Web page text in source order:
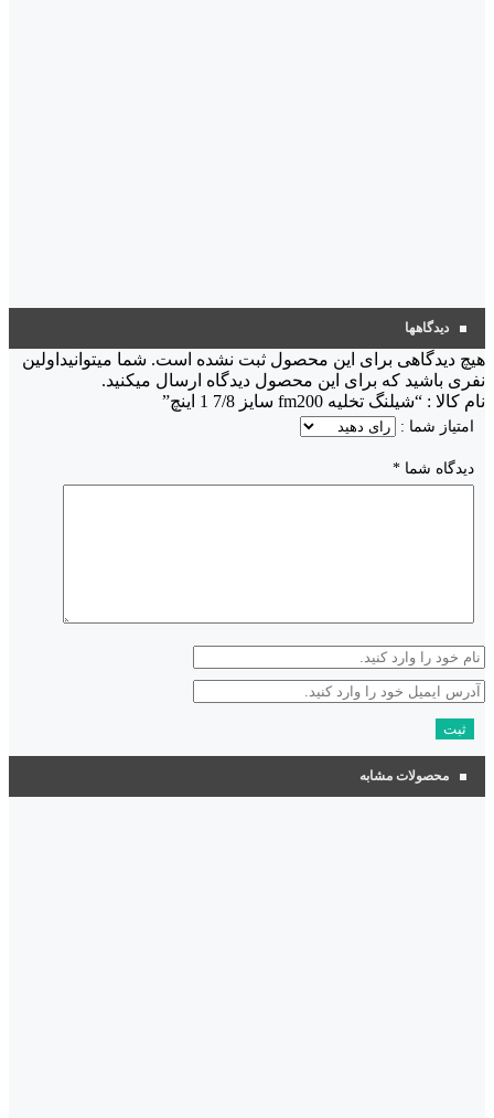
دیدگاهها
هیچ دیدگاهی برای این محصول ثبت نشده است. شما میتوانیداولین
نفری باشید که برای این محصول دیدگاه ارسال میکنید.
نام کالا : “شیلنگ تخلیه fm200 سایز 7/8 1 اینچ”
امتیاز شما :
دیدگاه شما *
محصولات مشابه